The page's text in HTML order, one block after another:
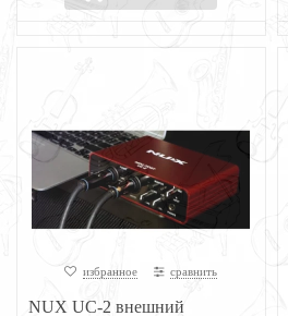
избранное сравнить
NUX UC-2 внешний